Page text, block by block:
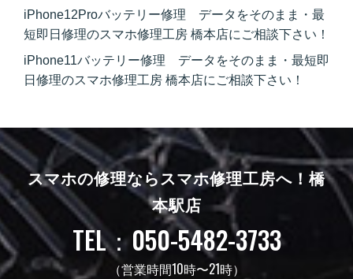
iPhone12Proバッテリー修理 データをそのまま・最
短即日修理のスマホ修理工房 橋本店にご相談下さい！
iPhone11バッテリー修理 データをそのまま・最短即
日修理のスマホ修理工房 橋本店にご相談下さい！
スマホの修理ならスマホ修理工房へ！ 橋
本駅店
TEL：050-5482-3733
（営業時間10時〜21時）